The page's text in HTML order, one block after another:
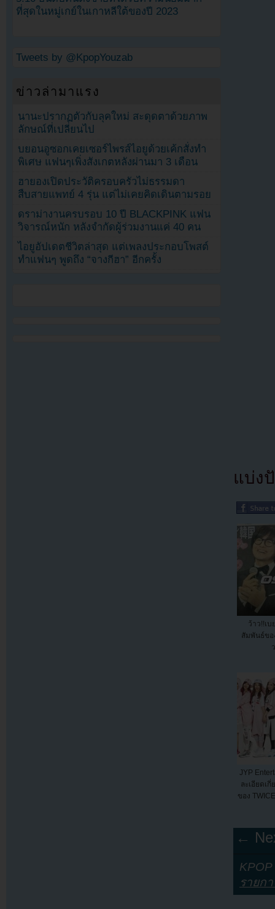
แบ่ง
ว้าว!!เ
สัมพันธ์ขอ
JYP
ละเอียดเ
ของ
←
รายก
ที่สุดในหมู่เกย์ในเกาหลีใต้ของปี 2023
Tweets by @KpopYouzab
ข่าวล่ามาแรง
นานะปรากฏตัวกับลุคใหม่ สะดุดตาด้วยภาพ
ลักษณ์ที่เปลี่ยนไป
บยอนอูซอกเคยเซอร์ไพรส์ไอยูด้วยเค้กสั่งทำ
พิเศษ แฟนๆเพิ่งสังเกตหลังผ่านมา 3 เดือน
ฮายองเปิดประวัติครอบครัวไม่ธรรมดา
สืบสายแพทย์ 4 รุ่น แต่ไม่เคยคิดเดินตามรอย
ดราม่างานครบรอบ 10 ปี BLACKPINK แฟน
วิจารณ์หนัก หลังจำกัดผู้ร่วมงานแค่ 40 คน
ไอยูอัปเดตชีวิตล่าสุด แต่เพลงประกอบโพสต์
ทำแฟนๆ พูดถึง “จางกีฮา” อีกครั้ง